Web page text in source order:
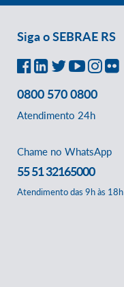
Siga o SEBRAE RS
0800 570 0800
Atendimento 24h
Chame no WhatsApp
55 51 32165000
Atendimento das 9h às 18h